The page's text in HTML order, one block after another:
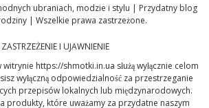
ubraniach, modzie i stylu | Przydatny blog
| Wszelkie prawa zastrzeżone.
ZASTRZEŻENIE I UJAWNIENIE
witrynie https://shmotki.in.ua służą wyłącznie celom
wyłączną odpowiedzialność za przestrzeganie
przepisów lokalnych lub międzynarodowych.
produkty, które uważamy za przydatne naszym